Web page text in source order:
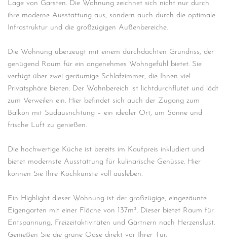
Lage von Garsten. Die Wohnung zeichnet sich nicht nur durch
ihre moderne Ausstattung aus, sondern auch durch die optimale
Infrastruktur und die großzügigen Außenbereiche.
Die Wohnung überzeugt mit einem durchdachten Grundriss, der
genügend Raum für ein angenehmes Wohngefühl bietet. Sie
verfügt über zwei geräumige Schlafzimmer, die Ihnen viel
Privatsphäre bieten. Der Wohnbereich ist lichtdurchflutet und lädt
zum Verweilen ein. Hier befindet sich auch der Zugang zum
Balkon mit Südausrichtung – ein idealer Ort, um Sonne und
frische Luft zu genießen.
Die hochwertige Küche ist bereits im Kaufpreis inkludiert und
bietet modernste Ausstattung für kulinarische Genüsse. Hier
können Sie Ihre Kochkünste voll ausleben.
Ein Highlight dieser Wohnung ist der großzügige, eingezäunte
Eigengarten mit einer Fläche von 137m². Dieser bietet Raum für
Entspannung, Freizeitaktivitäten und Gärtnern nach Herzenslust.
Genießen Sie die grüne Oase direkt vor Ihrer Tür.